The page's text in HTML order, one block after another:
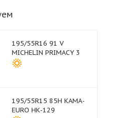
195/55R16 91 V
MICHELIN PRIMACY 3
195/55R15 85H КАМА-
EURO НК-129